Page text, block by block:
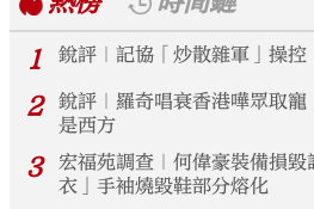
1
銳評｜記協「炒散雜軍」操控
2
銳評｜羅奇唱衰香港嘩眾取
是西方
3
宏福苑調查｜何偉豪裝備損
衣」手袖燒毀鞋部分熔化